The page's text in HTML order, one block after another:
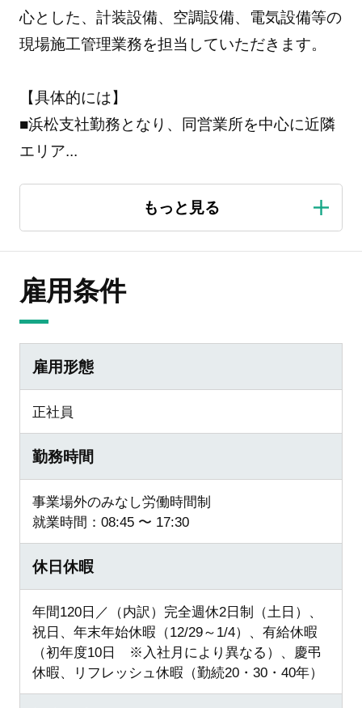
心とした、計装設備、空調設備、電気設備等の
現場施工管理業務を担当していただきます。
【具体的には】
■浜松支社勤務となり、同営業所を中心に近隣
エリア...
雇用条件
雇用形態
正社員
勤務時間
事業場外のみなし労働時間制
就業時間：08:45 〜 17:30
休日休暇
年間120日／（内訳）完全週休2日制（土日）、
祝日、年末年始休暇（12/29～1/4）、有給休暇
（初年度10日 ※入社月により異なる）、慶弔
休暇、リフレッシュ休暇（勤続20・30・40年）